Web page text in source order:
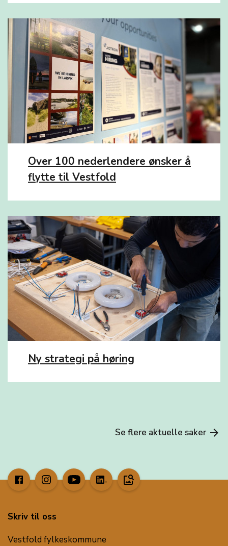
Over 100 nederlendere ønsker å
flytte til Vestfold
Ny strategi på høring
Se flere aktuelle saker arrow_forward
image_search
Skriv til oss
Vestfold fylkeskommune